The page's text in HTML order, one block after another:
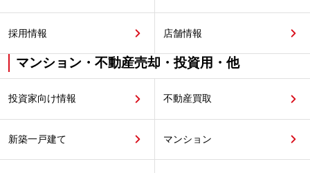
採用情報 店舗情報
マンション・不動産売却・投資用・他
投資家向け情報 不動産買取
新築一戸建て マンション